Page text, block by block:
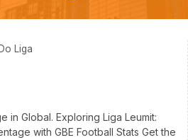
Liga
in Global. Exploring Liga Leumit:
with GBE Football Stats Get the